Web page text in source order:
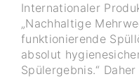
Internationaler
„Nachhaltige
funktionierende
absolut
Spülergebnis.“